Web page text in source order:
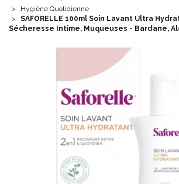
Hygiène Quotidienne
SAFORELLE 100ml Soin Lavant Ultra
Sécheresse Intime, Muqueuses - Bardane,